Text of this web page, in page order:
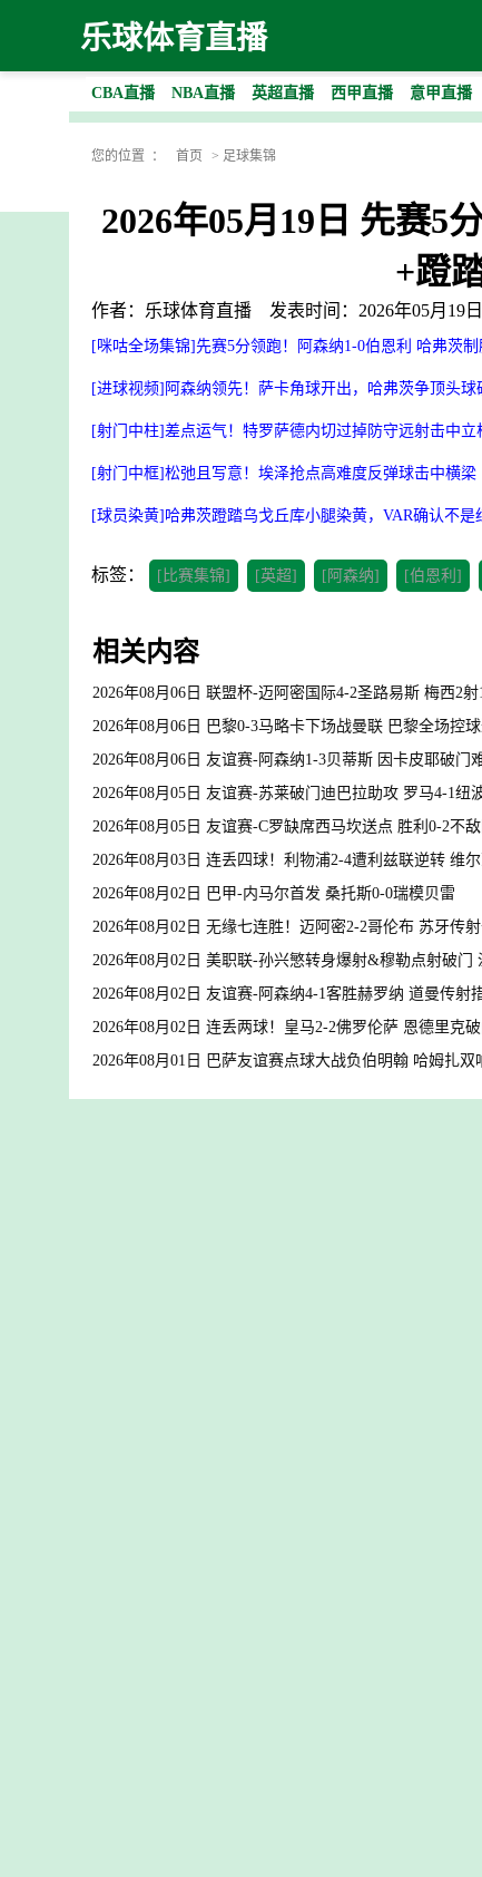
乐球体育直播
CBA直播 NBA直播 英超直播 西甲直播 意甲直播
您的位置 ： 首页 > 足球集锦
2026年05月19日 先赛5
+蹬
作者：乐球体育直播 发表时间：2026年05月19
[咪咕全场集锦]先赛5分领跑！阿森纳1-0伯恩利 哈弗茨
[进球视频]阿森纳领先！萨卡角球开出，哈弗茨争顶头球
[射门中柱]差点运气！特罗萨德内切过掉防守远射击中立
[射门中框]松弛且写意！埃泽抢点高难度反弹球击中横梁
[球员染黄]哈弗茨蹬踏乌戈丘库小腿染黄，VAR确认不是
标签： [比赛集锦] [英超] [阿森纳] [伯恩利]
相关内容
2026年08月06日 联盟杯-迈阿密国际4-2圣路易斯 梅西2
2026年08月06日 巴黎0-3马略卡下场战曼联 巴黎全场控
2026年08月06日 友谊赛-阿森纳1-3贝蒂斯 因卡皮耶破门
2026年08月05日 友谊赛-苏莱破门迪巴拉助攻 罗马4-1纽
2026年08月05日 友谊赛-C罗缺席西马坎送点 胜利0-2不
2026年08月03日 连丢四球！利物浦2-4遭利兹联逆转 维
2026年08月02日 巴甲-内马尔首发 桑托斯0-0瑞模贝雷
2026年08月02日 无缘七连胜！迈阿密2-2哥伦布 苏牙传
2026年08月02日 美职联-孙兴慜转身爆射&穆勒点射破门
2026年08月02日 友谊赛-阿森纳4-1客胜赫罗纳 道曼传射
2026年08月02日 连丢两球！皇马2-2佛罗伦萨 恩德里克
2026年08月01日 巴萨友谊赛点球大战负伯明翰 哈姆扎